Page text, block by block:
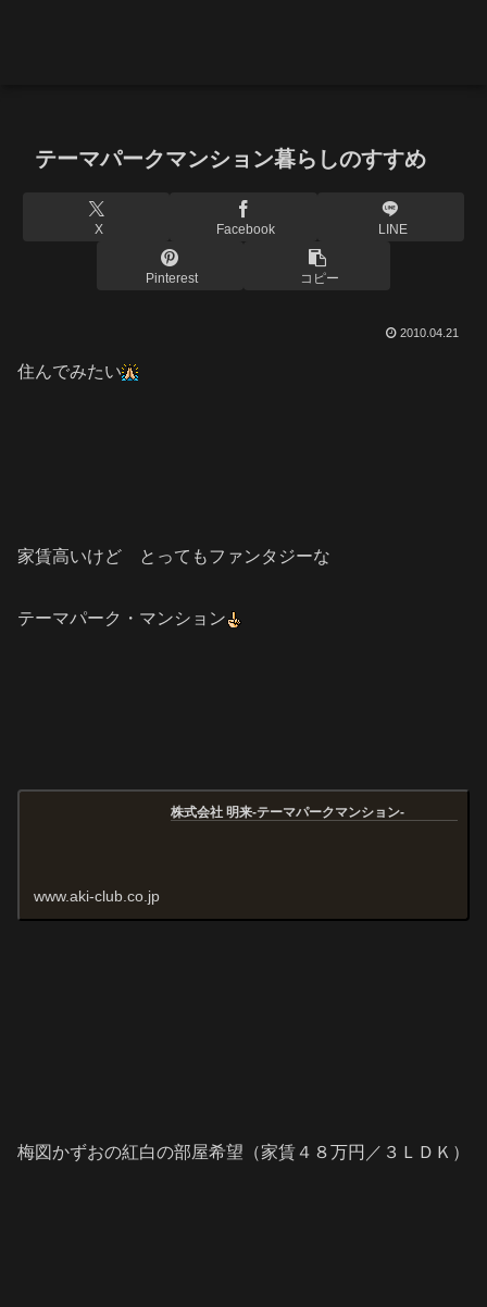
テーマパークマンション暮らしのすすめ
X Facebook LINE
Pinterest コピー
2010.04.21
住んでみたい
家賃高いけど とってもファンタジーな
テーマパーク・マンション
株式会社 明来-テーマパークマンション-
www.aki-club.co.jp
梅図かずおの紅白の部屋希望（家賃４８万円／３ＬＤＫ）